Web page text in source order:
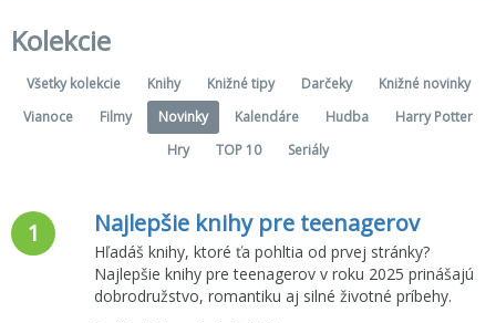
Kolekcie
Všetky kolekcie Knihy Knižné tipy Darčeky
Knižné novinky
Vianoce
Filmy Novinky Kalendáre Hudba
Harry Potter
Hry
TOP 10 Seriály
1 Najlepšie knihy pre teenagerov
Hľadáš knihy, ktoré ťa pohltia od prvej stránky?
Najlepšie knihy pre teenagerov v roku 2025 prinášajú
dobrodružstvo, romantiku aj silné životné príbehy.